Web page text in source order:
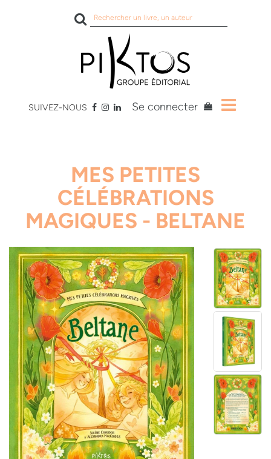
Rechercher
sur
site
SUIVEZ-NOUS Se connecter
MES PETITES
CÉLÉBRATIONS
MAGIQUES - BELTANE